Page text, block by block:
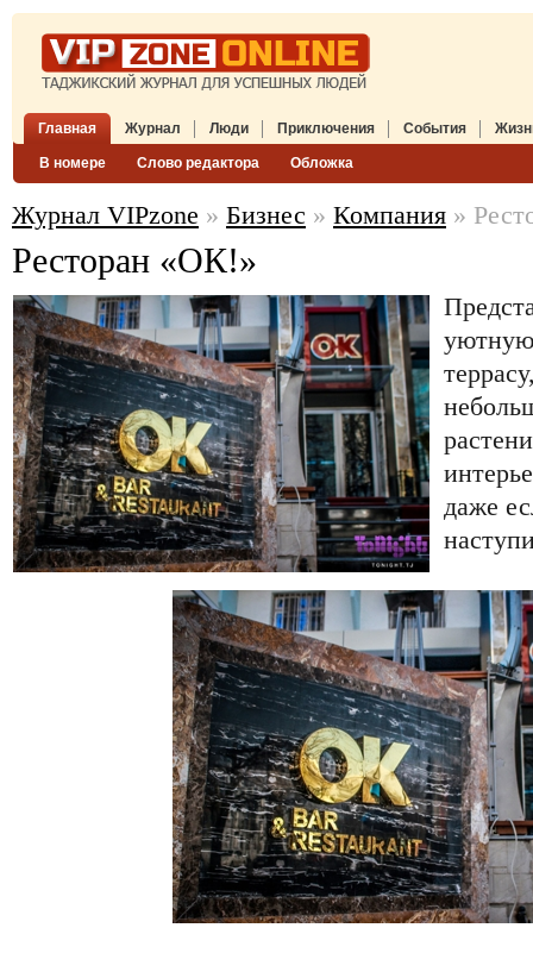
Главная Журнал
В номере Слово редактора Обложка
Люди Приключения События
Журнал VIPzone » Бизнес » Компания »
Ресторан «ОК!»
даже